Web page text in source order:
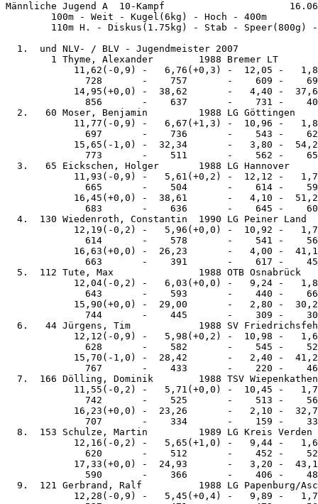
Männliche Jugend A  10-Kampf
        100m - Weit - Kugel(6kg) - Hoch - 400m
110m H. - Diskus(1.75kg) - Stab - Speer(800g)
  1.  und NLV- / BLV - Jugendmeister 2007
1 Thyme, Alexander        1988 Bremer LT
11,62(-0,9) -   6,76(+0,3) -  12,05 -
728       -    757       -    609 -
14,95(+0,0) -  38,62       -   4,40 -
856       -    637       -    731 -
2.   60 Moser, Benjamin         1988 LG Göttingen
11,77(-0,9) -   6,67(+1,3) -  10,96 -
697       -    736       -    543 -
15,65(-1,0) -  32,34       -   3,80 -
773       -    511       -    562 -
3.   65 Eickschen, Holger       1988 LG Hannover
11,93(-0,9) -   5,61(+0,2) -  12,12 -
665       -    504       -    614 -
16,45(+0,0) -  38,61       -   4,10 -
683       -    636       -    645 -
4.  130 Wiedenroth, Constantin  1990 LG Peiner
12,19(-0,2) -   5,96(+0,0) -  10,92 -
614       -    578       -    541 -
16,63(+0,0) -  26,23       -   4,00 -
663       -    391       -    617 -
5.  112 Tute, Max               1988 OTB Osnabrück
12,04(-0,2) -   6,03(+0,0) -   9,24 -
643       -    593       -    440 -
15,90(+0,0) -  29,00       -   2,80 -
744       -    445       -    309 -
6.   44 Jürgens, Tim            1988 SV
12,12(-0,9) -   5,98(+0,2) -  10,98 -
628       -    582       -    545 -
15,70(-1,0) -  28,42       -   2,40 -
767       -    433       -    220 -
7.  166 Dölling, Dominik        1988 TSV
11,55(-0,2) -   5,71(+0,0) -  10,45 -
742       -    525       -    513 -
16,23(+0,0) -  23,26       -   2,10 -
707       -    334       -    159 -
8.  153 Schulze, Martin         1989 LG Kreis
12,16(-0,2) -   5,65(+1,0) -   9,44 -
620       -    512       -    452 -
17,33(+0,0) -  24,93       -   3,20 -
590       -    366       -    406 -
9.  121 Gerbrand, Ralf          1988 LG Papenburg/
12,28(-0,9) -   5,45(+0,4) -   9,89 -